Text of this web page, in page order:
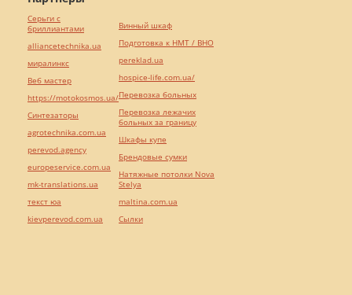
Серьги с
бриллиантами
alliancetechnika.ua
миралинкс
Веб мастер
https://motokosmos.ua/
Синтезаторы
agrotechnika.com.ua
perevod.agency
europeservice.com.ua
mk-translations.ua
текст юа
kievperevod.com.ua
Винный шкаф
Подготовка к НМТ / ВНО
pereklad.ua
hospice-life.com.ua/
Перевозка больных
Перевозка лежачих
больных за границу
Шкафы купе
Брендовые сумки
Натяжные потолки Nova
Stelya
maltina.com.ua
Cылки